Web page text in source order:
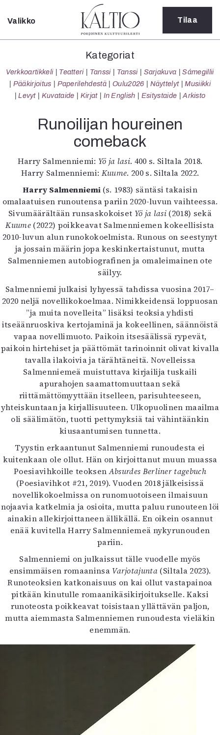
Sulje
Kategoriat
Verkkoartikkeli
Teatteri
Tanssi
Sarjakuva
Sámegillii
Pääkirjoitus
Oulu2026
Näyttelyt
Musiikki
Levyt
Kuvataide
Kirjat
In English
Esitystaide
Arkisto
Lehdet
4/2026
2–3/2026
1/2026
6/2025
5/2025 saame
5/2025
Lehtiarkisto
Info
Tilaus ja irtonumerot
Yhteistyössä
Mediatiedot
Kaltio ry
Valikko Tilaa
Kategoriat
Verkkoartikkeli Teatteri Tanssi Tanssi Sarjakuva
Sámegillii
Pääkirjoitus
Paperilehdestä Oulu2026 Näyttelyt
Musiikki
Levyt
Kuvataide Kirjat In English Esitystaide Arkisto
Runoilijan houreinen
comeback
Harry Salmenniemi: Yö ja lasi. 400 s. Siltala 2018.
Harry Salmenniemi: Kuume. 200 s. Siltala 2022.
Harry Salmenniemi (s. 1983) säntäsi takaisin
omalaatuisen runoutensa pariin 2020-luvun vaihteessa.
Sivumäärältään runsaskokoiset Yö ja lasi(2018) sekä
Kuume (2022) poikkeavat Salmenniemen kokeellisista
2010-luvun alun runokokoelmista. Runous on seestynyt
ja jossain määrin jopa keskinkertaistunut, mutta
Salmenniemen autobiografinen ja omaleimainen ote
säilyy.
Salmenniemi julkaisi lyhyessä tahdissa vuosina 2017–
2020 neljä novellikokoelmaa. Nimikkeidensä loppuosan
”ja muita novelleita” lisäksi teoksia yhdisti
itseäänruoskiva kertojaminä ja kokeellinen, säännöistä
vapaa novellimuoto. Paikoin itsesäälissä rypevät,
paikoin hirtehiset ja päättömät tarinoinnit olivat kivalla
tavalla ilakoivia ja tärähtäneitä. Novelleissa
Salmenniemeä muistuttava kirjailija tuskaili
apurahojen saamattomuuttaan sekä
riittämättömyyttään itselleen, parisuhteeseen,
yhteiskuntaan ja kirjallisuuteen. Ulkopuolinen maailma
oli säälimätön, tuotti pettymyksiä tai vähintäänkin
kiusaantumisen tunnetta.
Tyystin erkaantunut Salmenniemi runoudesta ei
kuitenkaan ole ollut. Hän on kirjoittanut muun muassa
Poesiavihkoille teoksenAbsurdes Berliner tagebuch
(Poesiavihkot #21, 2019). Vuoden 2018 jälkeisissä
novellikokoelmissa on runomuotoiseen ilmaisuun
nojaavia katkelmia ja osioita, mutta paluu runouteen löi
ainakin allekirjoittaneen ällikällä. En oikein osannut
enää kuvitella Harry Salmenniemeä nykyrunouden
pariin.
Salmenniemi on julkaissut tälle vuodelle myös
ensimmäisen romaaninsa Varjotajunta (Siltala 2023).
Runoteoksien katkonaisuus on kai ollut vastapainoa
pitkään kinutulle romaanikäsikirjoitukselle. Kaksi
runoteosta poikkeavat toisistaan yllättävän paljon,
mutta aiemmasta Salmenniemen runoudesta vieläkin
enemmän.